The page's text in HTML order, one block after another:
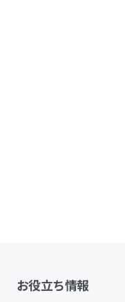
お役立ち情報